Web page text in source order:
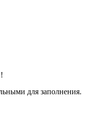
для заполнения.